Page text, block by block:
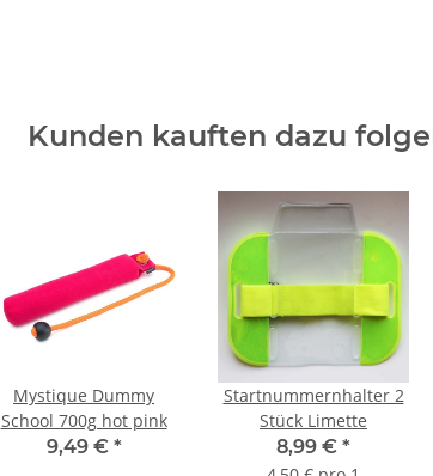
Kunden kauften dazu
Mystique Dummy
School 700g hot pink
9,49 € *
Startnummernhalter 2
Stück Limette
8,99 € *